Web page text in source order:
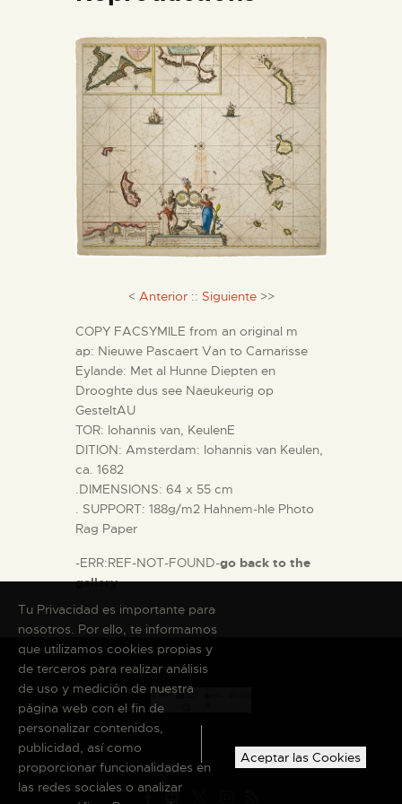
ENGLISH
THE MUSEUM
EXHIBITION AND
COLLECTIONS
CENTRO DE
DOCUMENTACIÓN
ENGLISH
< Anterior :: Siguiente >>
COPY FACSYMILE from an original m
ap: Nieuwe Pascaert Van to Carnarisse
Eylande: Met al Hunne Diepten en
Drooghte dus see Naeukeurig op
GesteltAU
TOR: Iohannis van, KeulenE
DITION: Amsterdam: Iohannis van Keulen,
ca. 1682
.DIMENSIONS: 64 x 55 cm
. SUPPORT: 188g/m2 Hahnem-hle Photo
Rag Paper
-ERR:REF-NOT-FOUND-go back to the
gallery
Tu Privacidad es importante para
nosotros. Por ello, te informamos
que utilizamos cookies propias y
de terceros para realizar análisis
de uso y medición de nuestra
página web con el fin de
personalizar contenidos,
publicidad, así como
proporcionar funcionalidades en
las redes sociales o analizar
Aceptar las Cookies